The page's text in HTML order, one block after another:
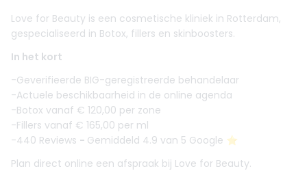
Love for Beauty is een cosmetische kliniek in Rotterdam,
gespecialiseerd in Botox, fillers en skinboosters.
In het kort
-Geverifieerde BIG-geregistreerde behandelaar
-Actuele beschikbaarheid in de online agenda
-Botox vanaf € 120,00 per zone
-Fillers vanaf € 165,00 per ml
-440 Reviews - Gemiddeld 4.9 van 5 Google ⭐️
Plan direct online een afspraak bij Love for Beauty.